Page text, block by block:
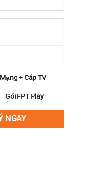
Mạng + Cáp TV
Gói FPT Play